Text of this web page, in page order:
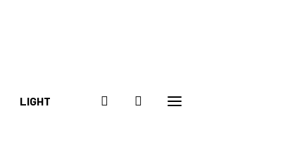
LIGHT